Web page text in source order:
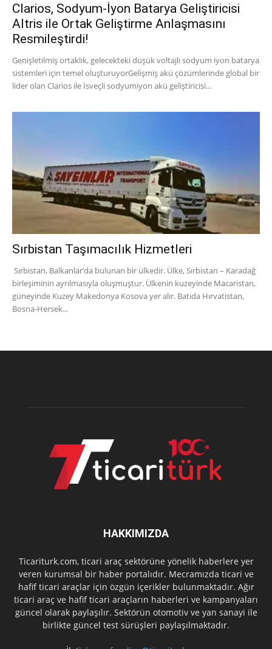
Clarios, Sodyum-İyon Batarya Geliştiricisi
Altris ile Ortak Geliştirme Anlaşmasını
Resmileştirdi!
Genişletilmiş ortaklık, gelecekteki düşük voltajlı sodyum iyon batarya
sistemleri için temel oluşturuyorGelişmiş akü çözümlerinde global bir
lider olan Clarios ile İsveçli sodyumiyon akü geliştiricisi...
Sırbistan Taşımacılık Hizmetleri
Sırbistan, Balkanlar’da bulunan bir ülkedir. Ülke, Sırbistan – Karadağ
birleşiminin ayrılmasıyla oluşmuştur. Ülkenin kuzeyinde Macaristan,
güneyinde Kuzey Makedonya Kosova yer alır. Batıda Hırvatistan,
Bosna-Hersek...
HAKKIMIZDA
Ticariturk.com, ticari araç sektörüne yönelik haberlere yer
veren kurumsal bir haber portalıdır. Mecramızda ticari ve
hafif ticari araçlar için özgün içerikler bulunmaktadır. Ağır
ticari araç ve hafif ticari araçların haberleri ve kampanyaları
güncel olarak paylaşılır. Sektörün otomotiv ve yan sanayi ile
birlikte güncel test sürüşleri paylaşılmaktadır.